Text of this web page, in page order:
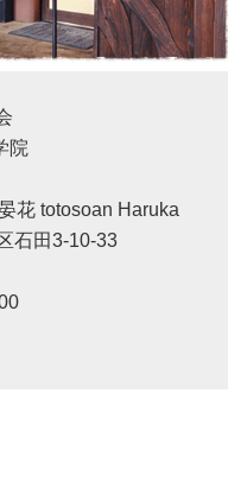
院
花 totosoan Haruka
石田3-10-33